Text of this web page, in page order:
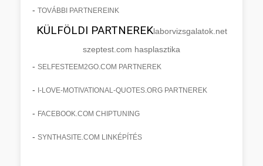
- TOVÁBBI PARTNEREINK
KÜLFÖLDI PARTNEREKlaborvizsgalatok.net
szeptest.com hasplasztika
- SELFESTEEM2GO.COM PARTNEREK
- I-LOVE-MOTIVATIONAL-QUOTES.ORG PARTNEREK
- FACEBOOK.COM CHIPTUNING
- SYNTHASITE.COM LINKÉPÍTÉS